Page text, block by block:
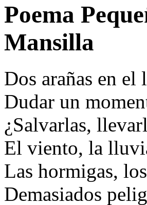
Poema
Mansilla
Dos arañas en el
Dudar un
¿Salvarlas,
El viento, la
Las hormigas,
Demasiados